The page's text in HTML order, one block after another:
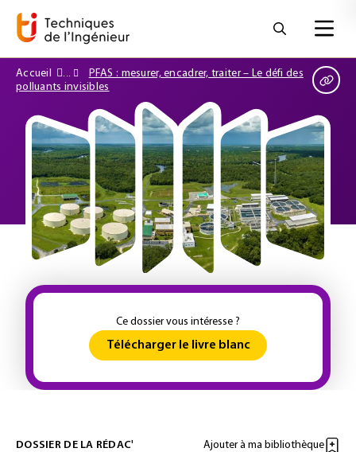
Accueil
PFAS : mesurer, encadrer, traiter – Le défi des
polluants invisibles
Ce dossier vous intéresse ?
Télécharger le livre blanc
DOSSIER DE LA RÉDAC' Ajouter à ma bibliothèque